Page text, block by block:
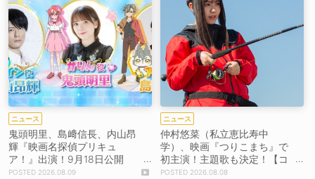
ニュース
鬼頭明里、島﨑信長、内山昂
輝『映画名探偵プリキュ
ア！』出演！9月18日公開
【コメントあり】
2026.08.09
ニュース
仲村悠菜（私立恵比寿中
学）、映画『つりこまち』で
初主演！主題歌も決定！【コ
メントあり】
2026.08.08